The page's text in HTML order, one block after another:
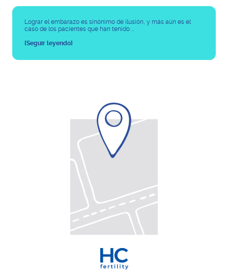
Lograr el embarazo es sinónimo de ilusión, y más aún es el
caso de los pacientes que han tenido ...
[Seguir leyendo]